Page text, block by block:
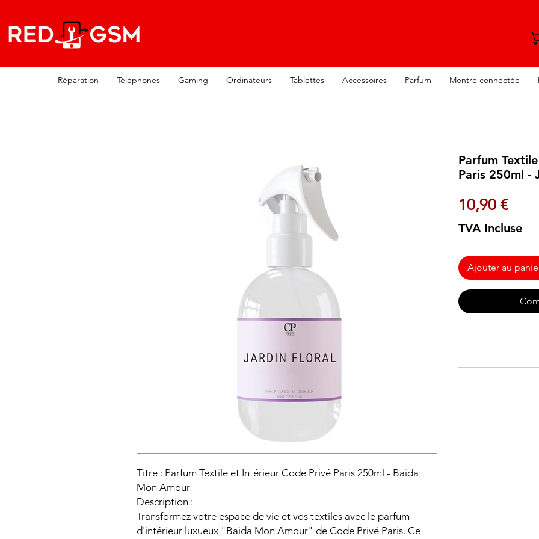
Réparation Téléphones Gaming Ordinateurs Tablettes Accessoires Parfum Montre connectée
Titre : Parfum Textile et Intérieur Code Privé Paris 250ml - Baida
Mon Amour
Description :
Transformez votre espace de vie et vos textiles avec le parfum
d'intérieur luxueux "Baida Mon Amour" de Code Privé Paris. Ce
Parfum
Paris 250ml -
10,90 €Prix
TVA Incluse
Ajouter au